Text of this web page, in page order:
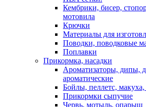
Кембрики, бисер,
мотовила
Крючки
Материалы для
Поводки, поводковые
Поплавки
Прикормка, насадки
Ароматизаторы, дипы,
ароматические
Бойлы, пеллетс, макуха,
Прикормки сыпучие
Червь, мотыль, опарыш